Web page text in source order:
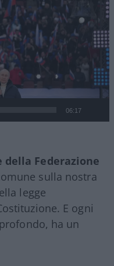
06:17
Federazione
sulla nostra
legge
E ogni
ha un